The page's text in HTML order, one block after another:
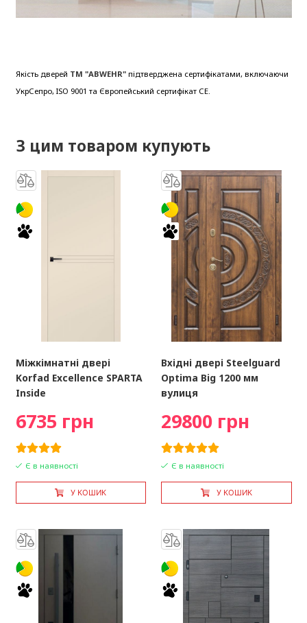
Якість дверей ТМ "ABWEHR"підтверджена сертифікатами, включаючи
УкрСепро, ISO 9001 та Європейський сертифікат СЕ.
З цим товаром купують
Міжкімнатні двері
Korfad Excellence SPARTA
Inside
6735 грн
Є в наявності
У КОШИК
Вхідні двері Steelguard
Optima Big 1200 мм
вулиця
29800 грн
Є в наявності
У КОШИК